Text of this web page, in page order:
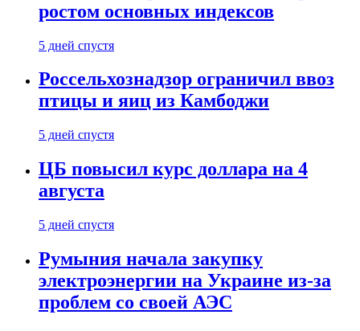
ростом основных индексов
5 дней спустя
Россельхознадзор ограничил ввоз
птицы и яиц из Камбоджи
5 дней спустя
ЦБ повысил курс доллара на 4
августа
5 дней спустя
Румыния начала закупку
электроэнергии на Украине из-за
проблем со своей АЭС